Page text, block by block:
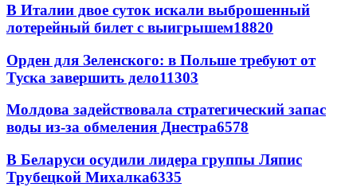
В Италии двое суток искали выброшенный
лотерейный билет с выигрышем18820
Орден для Зеленского: в Польше требуют от
Туска завершить дело11303
Молдова задействовала стратегический запас
воды из-за обмеления Днестра6578
В Беларуси осудили лидера группы Ляпис
Трубецкой Михалка6335